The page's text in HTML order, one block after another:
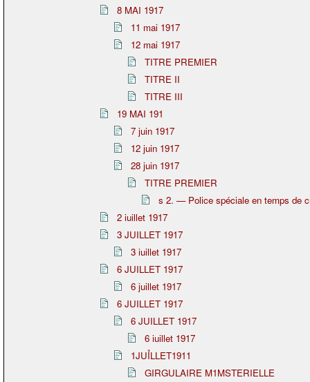
8 MAI 1917
11 mai 1917
12 mai 1917
TITRE PREMIER
TITRE II
TITRE III
19 MAI 191
7 juin 1917
12 juin 1917
28 juin 1917
TITRE PREMIER
s 2. — Police spéciale en temps de
2 iuillet 1917
3 JUILLET 1917
3 iuillet 1917
6 JUILLET 1917
6 juillet 1917
6 JUILLET 1917
6 JUILLET 1917
6 iuillet 1917
1JUỈLLET1911
GIRGULAIRE M1MSTERIELLE